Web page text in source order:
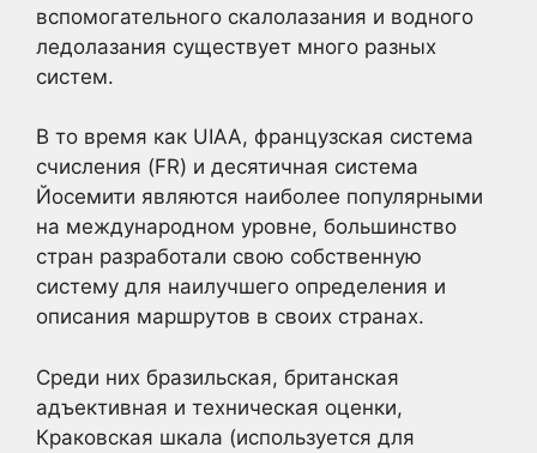
вспомогательного скалолазания и водного
ледолазания существует много разных
систем.
В то время как UIAA, французская система
счисления (FR) и десятичная система
Йосемити являются наиболее популярными
на международном уровне, большинство
стран разработали свою собственную
систему для наилучшего определения и
описания маршрутов в своих странах.
Среди них бразильская, британская
адъективная и техническая оценки,
Краковская шкала (используется для